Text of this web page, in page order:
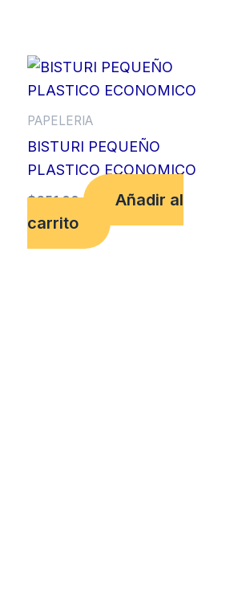
PAPELERIA
BISTURI PEQUEÑO
PLASTICO ECONOMICO
$651.00
Añadir al
carrito